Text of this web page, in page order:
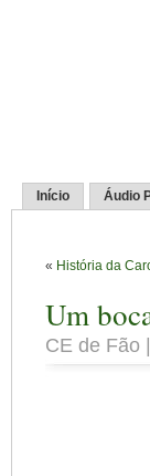
Início Áudio
« História da
Um
CE de Fão |